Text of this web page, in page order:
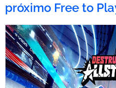
próximo Free to